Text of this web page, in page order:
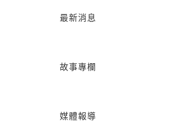
最新消息
故事專欄
媒體報導